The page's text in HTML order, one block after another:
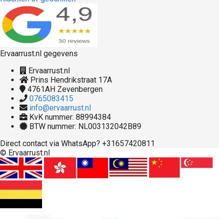
Ervaarrust.nl gegevens
Ervaarrust.nl
Prins Hendrikstraat 17A
4761AH Zevenbergen
0765083415
info@ervaarrust.nl
KvK nummer: 88994384
BTW nummer: NL003132042B89
Direct contact via WhatsApp? +31657420811
© Ervaarrust.nl